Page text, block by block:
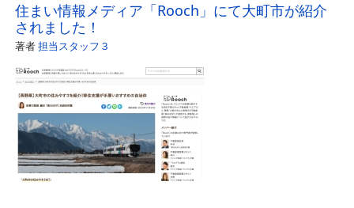
住まい情報メディア「Rooch」にて大町市が紹介
されました！
著者担当スタッフ３